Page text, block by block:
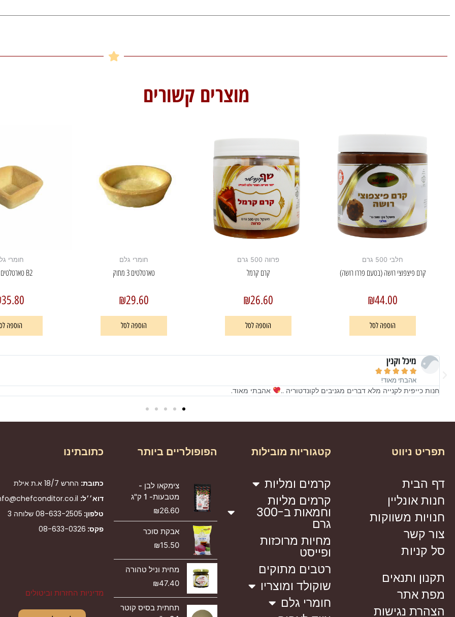
מוצרים קשורים
חלבי 500 גרם
קרם פיצפוצי רושה (בטעם פררו רושה)
₪44.00
הוספה לסל
פרווה 500 גרם
קרם קרמל
₪26.60
הוספה לסל
חומרי גלם
טארטלטים 3 מתוק
₪29.60
הוספה לסל
חומרי
B2 טארטלטים מתוק
35.80
הוספה
מיכל וקנין





אהבתי מאוד!
חנות כייפית לקנייה מלא דברים מגניבים לקונדטוריה .. אהבתי מאוד.
תפריט ניווט
דף הבית
חנות אונליין
חנויות משווקות
צור קשר
סל קניות
תקנון ותנאים
מפת אתר
הצהרת נגישות
קטגוריות מובילות
קרמים ומליות
קרמים מליות
וחמאות ב-300
גרם
מחיות מרוכזות
ופייסט
רטבים מתוקים
שוקולד ומוצריו
חומרי גלם
הפופולריים ביותר
צימקאו לבן -
מטבעות- 1 ק"ג
₪26.60
אבקת סוכר
₪15.50
מחית וניל טהורה
₪47.40
תחתית בסיס קוטר
כתובתינו
כתובת: החרש 18/7 א.ת אילת
דוא׳׳ל:
טלפון: 08-633-2505 שלוחה 3
פקס: 08-633-0326
מדיניות החזרות וביטולים